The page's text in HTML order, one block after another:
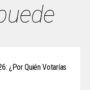
¿Por Quién Votarías